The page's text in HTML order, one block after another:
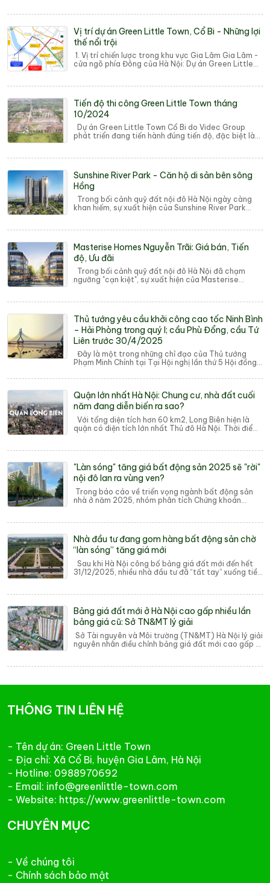
Vị trí dự án Green Little Town, Cổ Bi - Những lợi
thế nổi trội
1. Vị trí chiến lược trong khu vực Gia Lâm Gia Lâm -
cửa ngõ phía Đông của Hà Nội: Dự án Green Little
Tiến độ thi công Green Little Town tháng
10/2024
Dự án Green Little Town Cổ Bi do Videc Group
phát triển đang tiến hành đúng tiến độ, đặc biệt là
Sunshine River Park - Căn hộ di sản bên sông
Hồng
Trong bối cảnh quỹ đất nội đô Hà Nội ngày càng
khan hiếm, sự xuất hiện của Sunshine River Park
Masterise Homes Nguyễn Trãi: Giá bán, Tiến
độ, Ưu đãi
Trong bối cảnh quỹ đất nội đô Hà Nội đã chạm
ngưỡng "cạn kiệt", sự xuất hiện của Masterise
Thủ tướng yêu cầu khởi công cao tốc Ninh Bình
– Hải Phòng trong quý I; cầu Phù Đổng, cầu Tứ
Liên trước 30/4/2025
Đây là một trong những chỉ đạo của Thủ tướng
Phạm Minh Chính tại Tại Hội nghị lần thứ 5 Hội đồng
Quận lớn nhất Hà Nội: Chung cư, nhà đất cuối
năm đang diễn biến ra sao?
Với tổng diện tích hơn 60 km2, Long Biên hiện là
quận có diện tích lớn nhất Thủ đô Hà Nội. Thời điểm
"Làn sóng" tăng giá bất động sản 2025 sẽ "rời"
nội đô lan ra vùng ven?
Trong báo cáo về triển vọng ngành bất động sản
nhà ở năm 2025, nhóm phân tích Chứng khoán
Nhà đầu tư đang gom hàng bất động sản chờ
“làn sóng” tăng giá mới
Sau khi Hà Nội công bố bảng giá đất mới đến hết
31/12/2025, nhiều nhà đầu tư đã “tất tay” xuống tiền
Bảng giá đất mới ở Hà Nội cao gấp nhiều lần
bảng giá cũ: Sở TN&MT lý giải
Sở Tài nguyên và Môi trường (TN&MT) Hà Nội lý giải
nguyên nhân điều chỉnh bảng giá đất mới cao gấp 2
THÔNG TIN LIÊN HỆ
- Tên dự án: Green Little Town
- Địa chỉ: Xã Cổ Bi, huyện Gia Lâm, Hà Nội
- Hotline: 0988970692
- Email: info@greenlittle-town.com
- Website: https://www.greenlittle-town.com
CHUYÊN MỤC
- Về chúng tôi
- Chính sách bảo mật